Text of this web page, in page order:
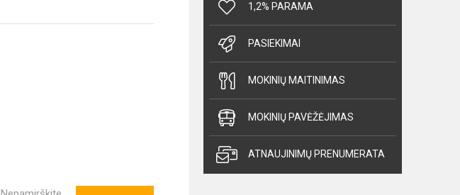
1,2% PARAMA
PASIEKIMAI
MOKINIŲ MAITINIMAS
MOKINIŲ PAVĖŽĖJIMAS
ATNAUJINIMŲ PRENUMERATA